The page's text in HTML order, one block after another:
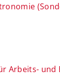
Arbeits- und